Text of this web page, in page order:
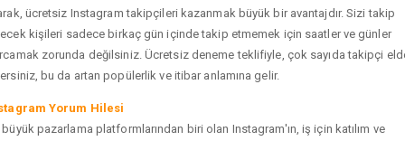
ücretsiz Instagram takipçileri kazanmak büyük bir avantajdır. Sizi takip
kişileri sadece birkaç gün içinde takip etmemek için saatler ve günler
zorunda değilsiniz. Ücretsiz deneme teklifiyle, çok sayıda takipçi
bu da artan popülerlik ve itibar anlamına gelir.
Yorum Hilesi
büyük pazarlama platformlarından biri olan Instagram'ın, iş için katılım ve